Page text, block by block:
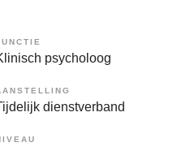
psycholoog
dienstverband